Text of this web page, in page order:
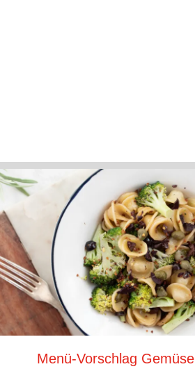
Menü-Vorschlag Gemüse